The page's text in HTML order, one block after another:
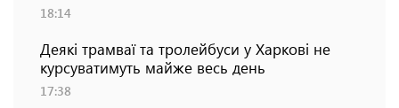
18:14
Деякі трамваї та тролейбуси у Харкові не
курсуватимуть майже весь день
17:38